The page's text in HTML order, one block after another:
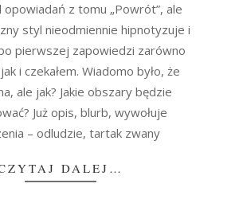
opowiadań z tomu „Powrót”, ale
styl nieodmiennie hipnotyzuje i
pierwszej zapowiedzi zarówno
i czekałem. Wiadomo było, że
ale jak? Jakie obszary będzie
Już opis, blurb, wywołuje
– odludzie, tartak zwany
DALEJ…